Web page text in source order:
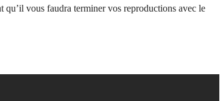
vous faudra terminer vos reproductions avec le